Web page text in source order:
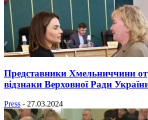
Представники Хмельниччини
відзнаки Верховної Ради
Press - 27.03.2024